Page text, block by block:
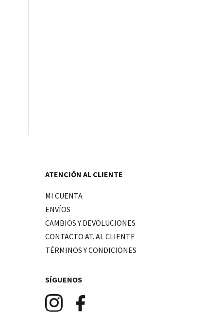
ATENCIÓN AL CLIENTE
MI CUENTA
ENVÍOS
CAMBIOS Y DEVOLUCIONES
CONTACTO AT. AL CLIENTE
TÉRMINOS Y CONDICIONES
SÍGUENOS